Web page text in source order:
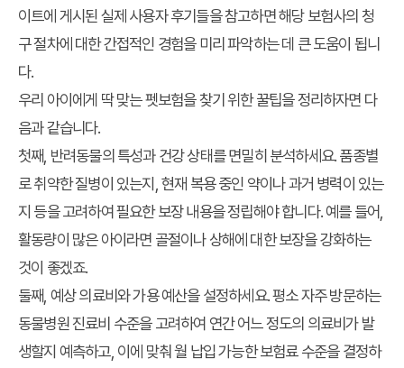
이트에 게시된 실제 사용자 후기들을 참고하면 해당 보험사의 청
구 절차에 대한 간접적인 경험을 미리 파악하는 데 큰 도움이 됩니
다.
우리 아이에게 딱 맞는 펫보험을 찾기 위한 꿀팁을 정리하자면 다
음과 같습니다.
첫째, 반려동물의 특성과 건강 상태를 면밀히 분석하세요. 품종별
로 취약한 질병이 있는지, 현재 복용 중인 약이나 과거 병력이 있는
지 등을 고려하여 필요한 보장 내용을 정립해야 합니다. 예를 들어,
활동량이 많은 아이라면 골절이나 상해에 대한 보장을 강화하는
것이 좋겠죠.
둘째, 예상 의료비와 가용 예산을 설정하세요. 평소 자주 방문하는
동물병원 진료비 수준을 고려하여 연간 어느 정도의 의료비가 발
생할지 예측하고, 이에 맞춰 월 납입 가능한 보험료 수준을 결정하